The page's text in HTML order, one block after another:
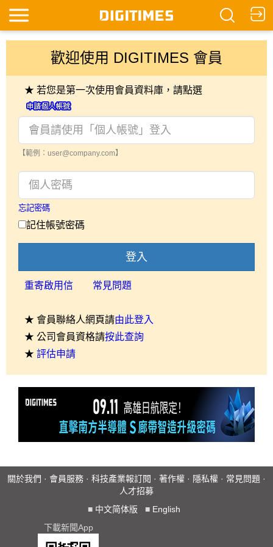
歡迎使用 DIGITIMES 會員
★ 若您是第一次使用會員資料庫，請點選
【範例：user@company.com】
忘記密碼
記住帳號密碼
登入
重寄啟用信 常見問題
★ 會員聯絡人網頁請由此登入
★ 公司會員資格請按此查詢
★ 評估申請
關於我們 · 會員服務 · 科技產業報訂閱 · 著作權 · 隱私權 · 常見問題 ·
人才招募
■ 中文简体版 ■ English
下載新聞App